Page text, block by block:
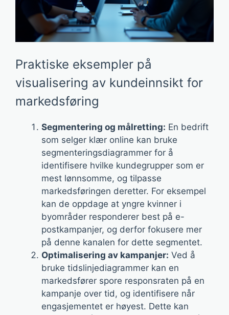
Praktiske eksempler på
visualisering av kundeinnsikt for
markedsføring
Segmentering og målretting: En bedrift
som selger klær online kan bruke
segmenteringsdiagrammer for å
identifisere hvilke kundegrupper som er
mest lønnsomme, og tilpasse
markedsføringen deretter. For eksempel
kan de oppdage at yngre kvinner i
byområder responderer best på e-
postkampanjer, og derfor fokusere mer
på denne kanalen for dette segmentet.
Optimalisering av kampanjer: Ved å
bruke tidslinjediagrammer kan en
markedsfører spore responsraten på en
kampanje over tid, og identifisere når
engasjementet er høyest. Dette kan